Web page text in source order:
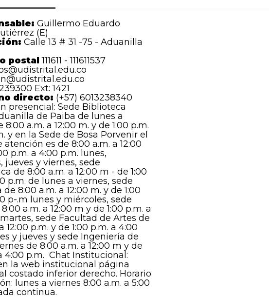
Guillermo Eduardo
(E)
Calle 13 # 31 -75 - Aduanilla
postal111611 - 111611537
Ext: 1421
directo: (+57) 6013238340
presencial: Sede Biblioteca
de Paiba de lunes a
8:00 a.m. a 12:00 m. y de 1:00 p.m.
y en la Sede de Bosa Porvenir el
atención es de 8:00 a.m. a 12:00
p.m. a 4:00 p.m. lunes,
jueves y viernes, sede
de 8:00 a.m. a 12:00 m - de 1:00
p.m. de lunes a viernes, sede
8:00 a.m. a 12:00 m. y de 1:00
p-.m lunes y miércoles, sede
a.m. a 12:00 m y de 1:00 p.m. a
sede Facultad de Artes de
12:00 p.m. y de 1:00 p.m. a 4:00
y jueves y sede Ingeniería de
de 8:00 a.m. a 12:00 m y de
4:00 p.m. Chat Institucional:
la web institucional página
costado inferior derecho. Horario
lunes a viernes 8:00 a.m. a 5:00
continua.